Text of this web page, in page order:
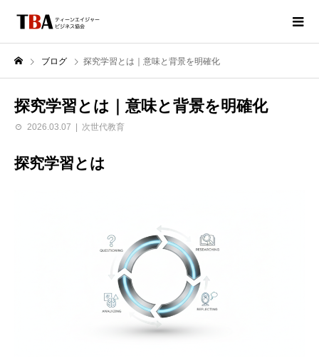
ブログ 探究学習とは｜意味と背景を明確化
探究学習とは｜意味と背景を明確化
2026.03.07 次世代教育
探究学習とは